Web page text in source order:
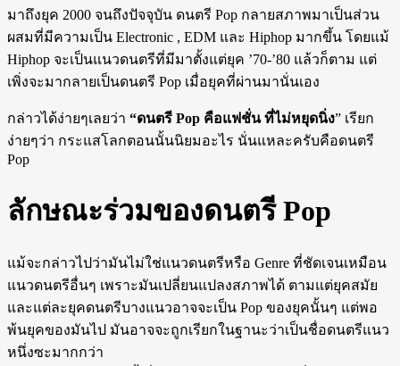
มาถึงยุค 2000 จนถึงปัจจุบัน ดนตรี Pop กลายสภาพมาเป็นส่วน
ผสมที่มีความเป็น Electronic , EDM และ Hiphop มากขึ้น โดยแม้
Hiphop จะเป็นแนวดนตรีที่มีมาตั้งแต่ยุค ’70-’80 แล้วก็ตาม แต่
เพิ่งจะมากลายเป็นดนตรี Pop เมื่อยุคที่ผ่านมานั่นเอง
กล่าวได้ง่ายๆเลยว่า “ดนตรี Pop คือแฟชั่น ที่ไม่หยุดนิ่ง” เรียก
ง่ายๆว่า กระแสโลกตอนนั้นนิยมอะไร นั่นแหละครับคือดนตรี
Pop
ลักษณะร่วมของดนตรี Pop
แม้จะกล่าวไปว่ามันไม่ใช่แนวดนตรีหรือ Genre ที่ชัดเจนเหมือน
แนวดนตรีอื่นๆ เพราะมันเปลี่ยนแปลงสภาพได้ ตามแต่ยุคสมัย
และแต่ละยุคดนตรีบางแนวอาจจะเป็น Pop ของยุคนั้นๆ แต่พอ
พ้นยุคของมันไป มันอาจจะถูกเรียกในฐานะว่าเป็นชื่อดนตรีแนว
หนึ่งซะมากกว่า